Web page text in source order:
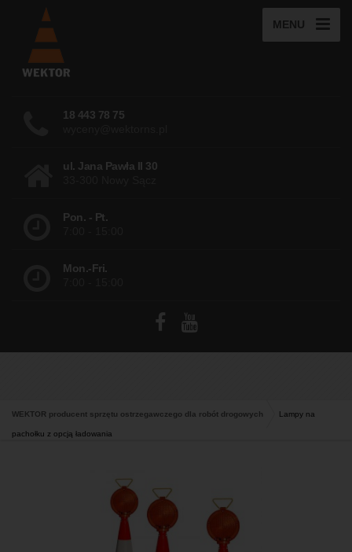
MENU
18 443 78 75
ul. Jana Pawła II 30
Pon. - Pt.
Mon.-Fri.
WEKTOR producent sprzętu ostrzegawczego dla robót drogowych Lampy na
pachołku z opcją ładowania